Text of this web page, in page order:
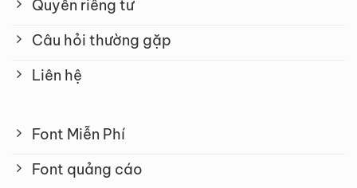
Quyền riêng tư
Câu hỏi thường gặp
Liên hệ
Font Miễn Phí
Font quảng cáo